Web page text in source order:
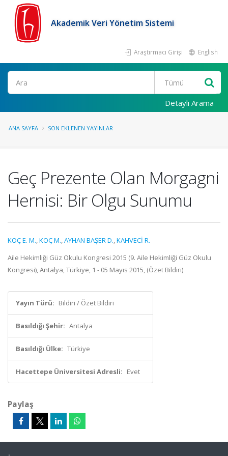
Akademik Veri Yönetim Sistemi
Araştırmacı Girişi English
Ara
Detaylı Arama
ANA SAYFA SON EKLENEN YAYINLAR
Geç Prezente Olan Morgagni
Hernisi: Bir Olgu Sunumu
KOÇ E. M.,KOÇ M.,AYHAN BAŞER D.,KAHVECİ R.
Aile Hekimliği Güz Okulu Kongresi 2015 (9. Aile Hekimliği Güz Okulu
Kongresi), Antalya, Türkiye, 1 - 05 Mayıs 2015, (Özet Bildiri)
Yayın Türü: Bildiri / Özet Bildiri
Basıldığı Şehir: Antalya
Basıldığı Ülke: Türkiye
Hacettepe Üniversitesi Adresli: Evet
Paylaş